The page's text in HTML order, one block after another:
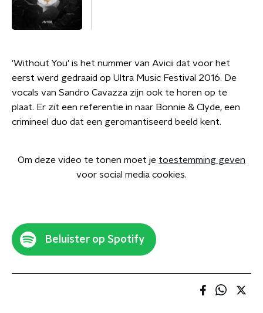
'Without You' is het nummer van Avicii dat voor het
eerst werd gedraaid op Ultra Music Festival 2016. De
vocals van Sandro Cavazza zijn ook te horen op te
plaat. Er zit een referentie in naar Bonnie & Clyde, een
crimineel duo dat een geromantiseerd beeld kent.
Om deze video te tonen moet je toestemming geven
voor social media cookies.
Beluister op Spotify